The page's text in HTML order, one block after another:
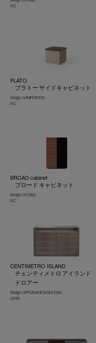
IXC
PLATO
プラトー サイドキャビネット
Design : GAMFRATESI
IXC
BROAD cabinet
ブロード キャビネット
Design : IXC R&D
IXC
CENTIMETRO ISLAND
チェンティメトロ アイランド
ドロアー
Design : OFFICINADESIGN LEMA
LEMA